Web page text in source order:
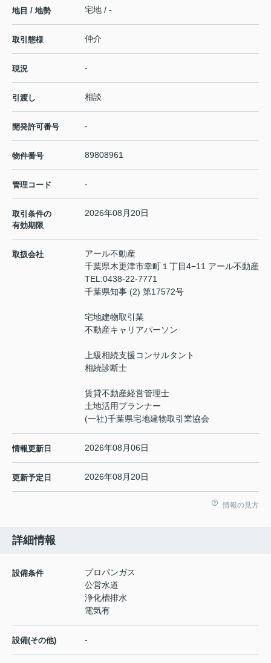
地目 / 地勢 宅地 / -
取引態様 仲介
現況 -
引渡し 相談
開発許可番号 -
物件番号 89808961
管理コード -
取引条件の
有効期限
2026年08月20日
取扱会社
アール不動産
千葉県木更津市幸町１丁目4−11 アール不動産
TEL:0438-22-7771
千葉県知事 (2) 第17572号
宅地建物取引業
不動産キャリアパーソン
上級相続支援コンサルタント
相続診断士
賃貸不動産経営管理士
土地活用プランナー
(一社)千葉県宅地建物取引業協会
情報更新日 2026年08月06日
更新予定日 2026年08月20日
情報の見方
詳細情報
設備条件
プロパンガス
公営水道
浄化槽排水
電気有
設備(その他) -